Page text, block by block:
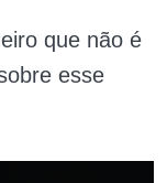
que não é
esse